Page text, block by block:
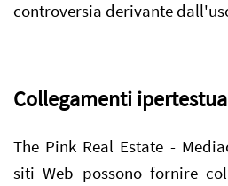
controversia derivante
Collegamenti
The Pink Real Estate -
siti Web possono fornire